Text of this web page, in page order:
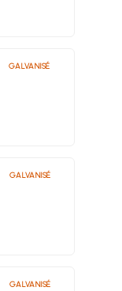
GALVANISÉ
GALVANISÉ
GALVANISÉ